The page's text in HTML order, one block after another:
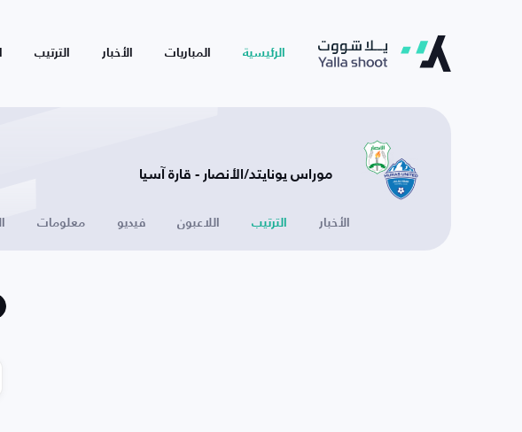
الرئيسية المباريات الأخبار الترتيب
موراس يونايتد/الأنصار - قارة آسيا
الأخبار الترتيب اللاعبون فيديو معلومات